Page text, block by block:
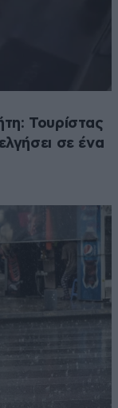
Τουρίστας
σε ένα